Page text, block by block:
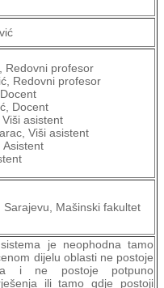
Redovni profesor
Redovni profesor
Docent
asistent
Viši asistent
Asistent
Mašinski fakultet
je neophodna tamo
dijelu oblasti ne postoje
i ne postoje potpuno
ili tamo gdje postoji